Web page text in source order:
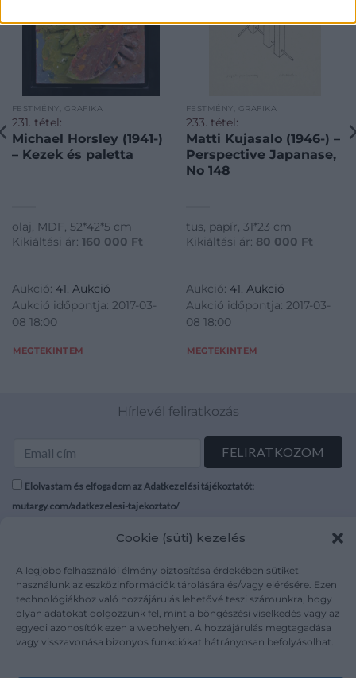
Cookie (süti) kezelés
A legjobb felhasználói élmény biztosítása érdekében sütiket
használunk az eszközinformációk tárolására és/vagy elérésére. Ezen
technológiákhoz való hozzájárulás lehetővé teszi számunkra, hogy
olyan adatokat dolgozzunk fel, mint a böngészési viselkedés vagy az
egyedi azonosítók ezen a webhelyen. A hozzájárulás megtagadása
vagy visszavonása bizonyos funkciókat hátrányosan befolyásolhat.
FESTMÉNY, GRAFIKA
231. tétel:
Michael Horsley (1941-)
– Kezek és paletta
olaj, MDF, 52*42*5 cm
Kikiáltási ár: 160 000 Ft
Aukció: 41. Aukció
Aukció időpontja: 2017-03-
08 18:00
MEGTEKINTEM
FESTMÉNY, GRAFIKA
233. tétel:
Matti Kujasalo (1946-) –
Perspective Japanase,
No 148
tus, papír, 31*23 cm
Kikiáltási ár: 80 000 Ft
Aukció: 41. Aukció
Aukció időpontja: 2017-03-
08 18:00
MEGTEKINTEM
Hírlevél feliratkozás
Elolvastam és elfogadom az Adatkezelési tájékoztatót:
mutargy.com/adatkezelesi-tajekoztato/
Médiaajánlat
Karrier
Kapcsolat
Áraink
ÁSZF
Adatvédelem
Impresszum